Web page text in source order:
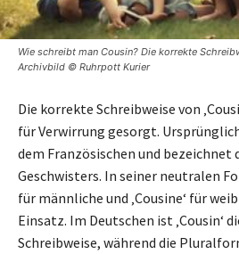
Wie schreibt man Cousin? Die korrekte
Archivbild © Ruhrpott Kurier
Die korrekte Schreibweise von
für Verwirrung gesorgt.
dem Französischen und bezeichnet
Geschwisters. In seiner neutralen
für männliche und ‚Cousine‘ für
Einsatz. Im Deutschen ist ‚Cousin‘
Schreibweise, während die